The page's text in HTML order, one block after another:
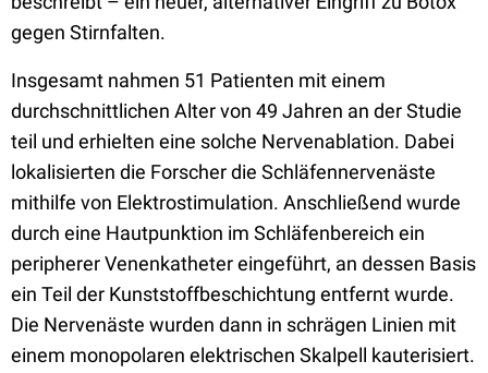
gegen Stirnfalten.
Insgesamt nahmen 51 Patienten mit einem
durchschnittlichen Alter von 49 Jahren an der Studie
teil und erhielten eine solche Nervenablation. Dabei
lokalisierten die Forscher die Schläfennervenäste
mithilfe von Elektrostimulation. Anschließend wurde
durch eine Hautpunktion im Schläfenbereich ein
peripherer Venenkatheter eingeführt, an dessen Basis
ein Teil der Kunststoffbeschichtung entfernt wurde.
Die Nervenäste wurden dann in schrägen Linien mit
einem monopolaren elektrischen Skalpell kauterisiert.